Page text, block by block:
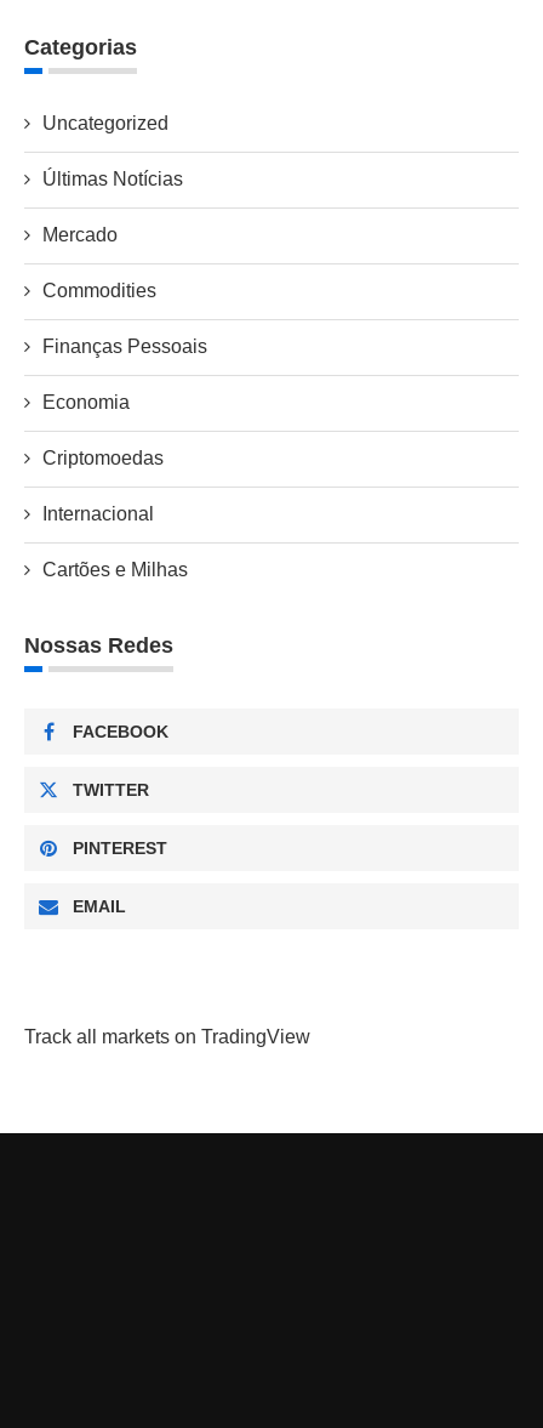
Categorias
Uncategorized
Últimas Notícias
Mercado
Commodities
Finanças Pessoais
Economia
Criptomoedas
Internacional
Cartões e Milhas
Nossas Redes
FACEBOOK
TWITTER
PINTEREST
EMAIL
Track all markets on TradingView